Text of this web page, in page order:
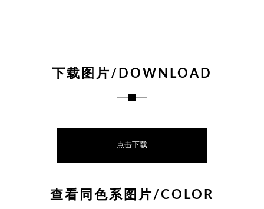
下载图片/DOWNLOAD
点击下载
查看同色系图片/COLOR